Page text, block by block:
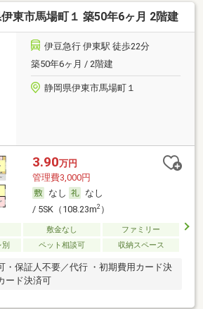
東市馬場町１ 築50年6ヶ月 2階建
伊豆急行 伊東駅 徒歩22分
築50年6ヶ月 / 2階建
静岡県伊東市馬場町１
3.90万円
管理費3,000円
なし
なし
/ 5SK（108.23m2）
敷金なし
ファミリー
別
ペット相談可 収納スペース
・保証人不要／代行 ・初期費用カード決
ード決済可